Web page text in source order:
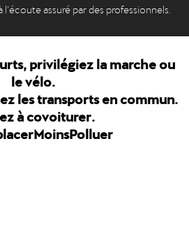
assuré par des professionnels.
privilégiez la marche ou
le vélo.
les transports en commun.
à covoiturer.